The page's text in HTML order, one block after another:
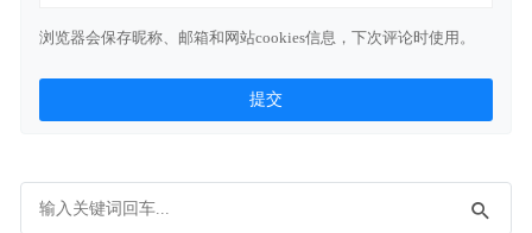
浏览器会保存昵称、邮箱和网站cookies信息，下次评论时使用。